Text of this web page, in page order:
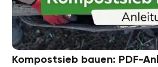
Kompostsieb bauen: PDF-